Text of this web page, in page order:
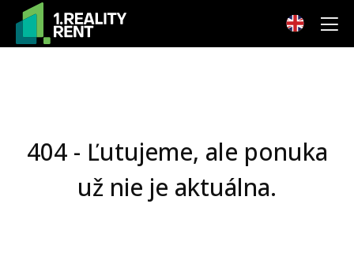
404 - Ľutujeme, ale ponuka
už nie je aktuálna.